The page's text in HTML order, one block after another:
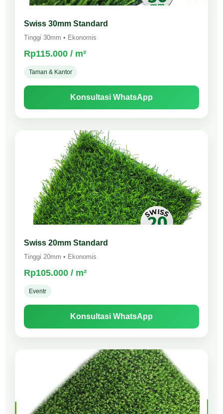
Swiss 30mm Standard
Tinggi 30mm • Ekonomis
Rp115.000 / m²
Taman & Kantor
Konsultasi WhatsApp
Swiss 20mm Standard
Tinggi 20mm • Ekonomis
Rp105.000 / m²
Eventr
Konsultasi WhatsApp